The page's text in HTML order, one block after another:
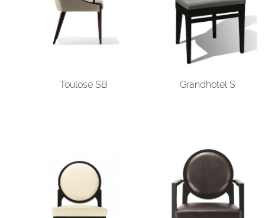
Toulose SB Grandhotel S